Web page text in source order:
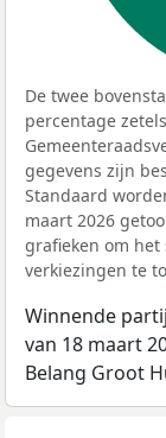
De twee
percentage
gegevens zijn
Standaard
maart 2026
grafieken om
verkiezingen te
Winnende
van 18 maart
Belang Groot